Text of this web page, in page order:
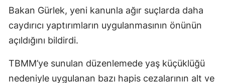
Bakan Gürlek, yeni kanunla ağır suçlarda daha
caydırıcı yaptırımların uygulanmasının önünün
açıldığını bildirdi.
TBMM’ye sunulan düzenlemede yaş küçüklüğü
nedeniyle uygulanan bazı hapis cezalarının alt ve